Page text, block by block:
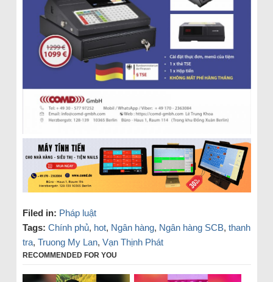
Filed in: Pháp luật
Tags: Chính phủ, hot, Ngân hàng, Ngân hàng SCB, thanh
tra, Truong My Lan, Vạn Thịnh Phát
RECOMMENDED FOR YOU